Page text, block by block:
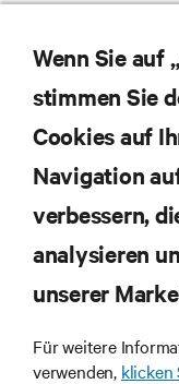
Abonnieren Sie
die
Themen der
und
Wenn Sie auf
stimmen Sie
Cookies auf
Navigation
verbessern,
analysieren
unserer
Für weitere
verwenden, klicken